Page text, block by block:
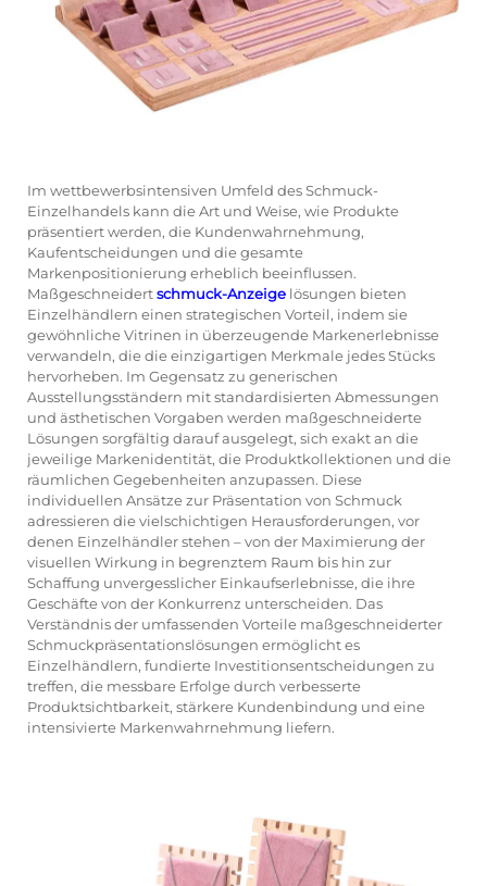
Im wettbewerbsintensiven Umfeld des Schmuck-
Einzelhandels kann die Art und Weise, wie Produkte
präsentiert werden, die Kundenwahrnehmung,
Kaufentscheidungen und die gesamte
Markenpositionierung erheblich beeinflussen.
Maßgeschneidertschmuck-Anzeige lösungen bieten
Einzelhändlern einen strategischen Vorteil, indem sie
gewöhnliche Vitrinen in überzeugende Markenerlebnisse
verwandeln, die die einzigartigen Merkmale jedes Stücks
hervorheben. Im Gegensatz zu generischen
Ausstellungsständern mit standardisierten Abmessungen
und ästhetischen Vorgaben werden maßgeschneiderte
Lösungen sorgfältig darauf ausgelegt, sich exakt an die
jeweilige Markenidentität, die Produktkollektionen und die
räumlichen Gegebenheiten anzupassen. Diese
individuellen Ansätze zur Präsentation von Schmuck
adressieren die vielschichtigen Herausforderungen, vor
denen Einzelhändler stehen – von der Maximierung der
visuellen Wirkung in begrenztem Raum bis hin zur
Schaffung unvergesslicher Einkaufserlebnisse, die ihre
Geschäfte von der Konkurrenz unterscheiden. Das
Verständnis der umfassenden Vorteile maßgeschneiderter
Schmuckpräsentationslösungen ermöglicht es
Einzelhändlern, fundierte Investitionsentscheidungen zu
treffen, die messbare Erfolge durch verbesserte
Produktsichtbarkeit, stärkere Kundenbindung und eine
intensivierte Markenwahrnehmung liefern.